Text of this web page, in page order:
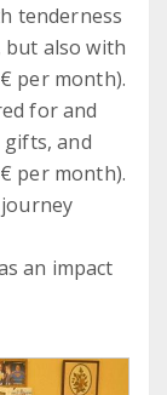
tenderness
but also with
per month).
for and
gifts, and
per month).
an impact